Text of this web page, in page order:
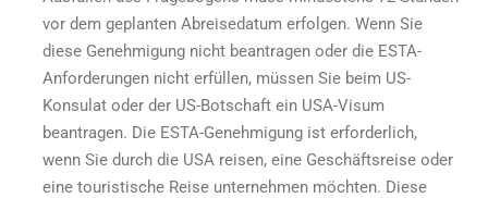
vor dem geplanten Abreisedatum erfolgen. Wenn Sie
diese Genehmigung nicht beantragen oder die ESTA-
Anforderungen nicht erfüllen, müssen Sie beim US-
Konsulat oder der US-Botschaft ein USA-Visum
beantragen. Die ESTA-Genehmigung ist erforderlich,
wenn Sie durch die USA reisen, eine Geschäftsreise oder
eine touristische Reise unternehmen möchten. Diese